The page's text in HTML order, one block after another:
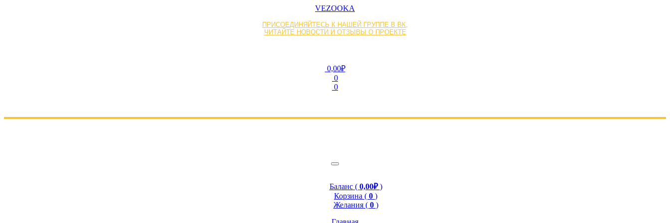
VEZOOKA
ПРИСОЕДИНЯЙТЕСЬ К НАШЕЙ ГРУППЕ В ВК,
ЧИТАЙТЕ НОВОСТИ И ОТЗЫВЫ О ПРОЕКТЕ
0,00₽
0
0
Баланс ( 0,00₽)
Корзина ( 0 )
Желания ( 0 )